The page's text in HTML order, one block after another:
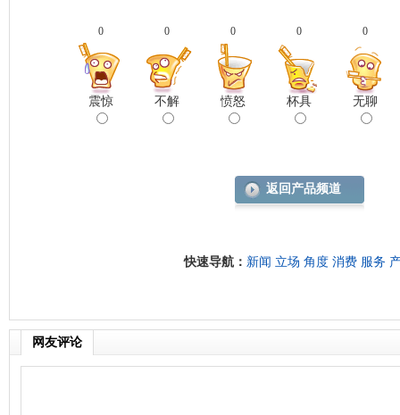
0
震惊
0
不解
0
愤怒
0
杯具
0
无聊
返回产品频道
快速导航： 新闻 立场 角度 消费 服务
网友评论